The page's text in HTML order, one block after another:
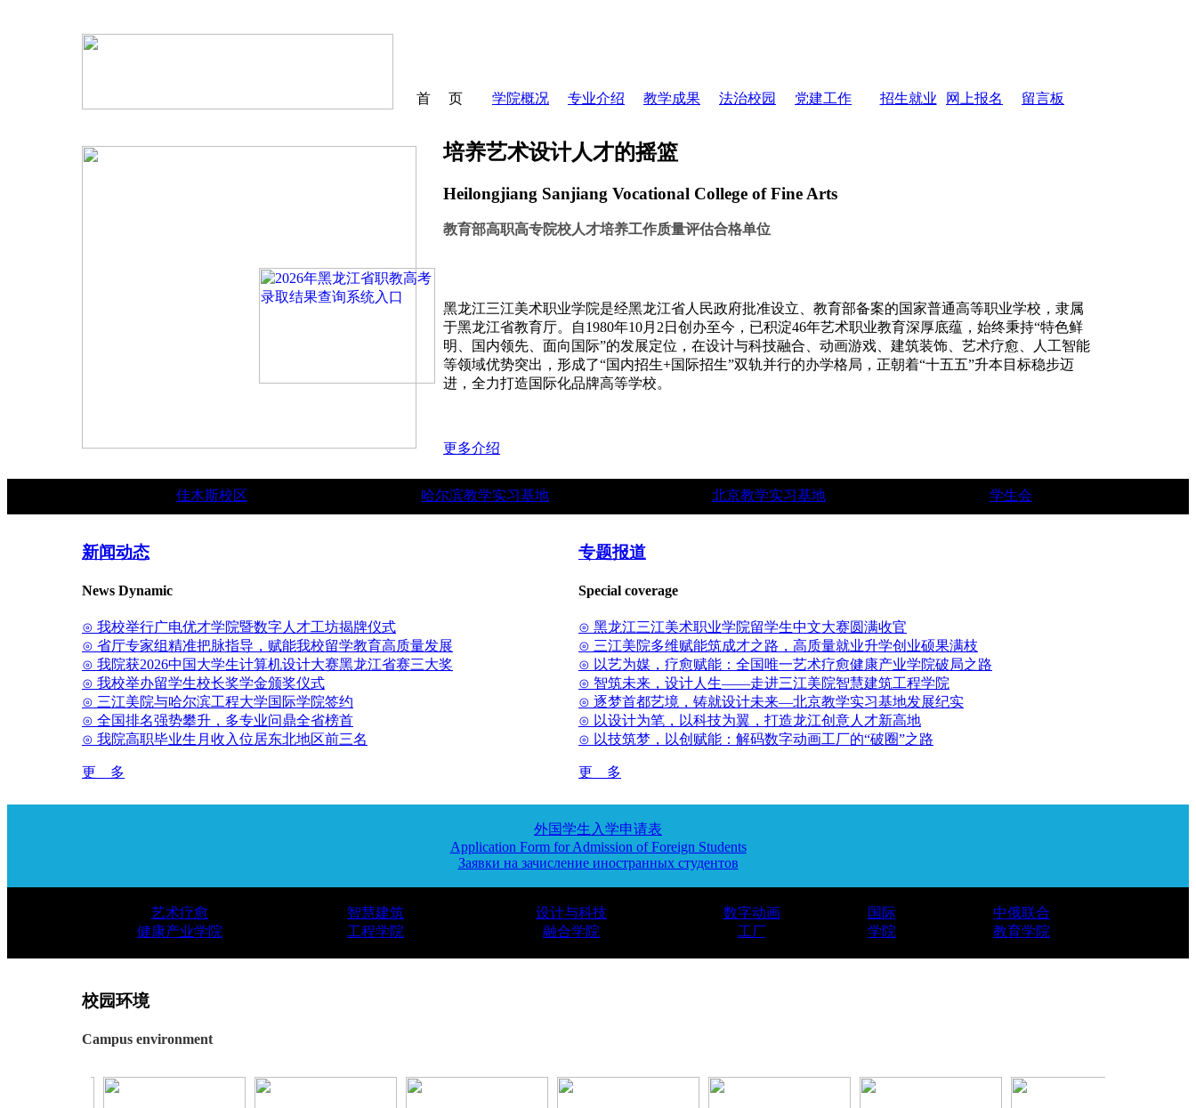
首 页 学院概况 专业介绍 教学成果 法治校园 党建工作 招生就业 网上报名 留言板
培养艺术设计人才的摇篮
Heilongjiang Sanjiang Vocational College of Fine Arts
教育部高职高专院校人才培养工作质量评估合格单位
黑龙江三江美术职业学院是经黑龙江省人民政府批准设立、教育部备案的国家普通高等职业学校，隶属
于黑龙江省教育厅。自1980年10月2日创办至今，已积淀46年艺术职业教育深厚底蕴，始终秉持“特色鲜
明、国内领先、面向国际”的发展定位，在设计与科技融合、动画游戏、建筑装饰、艺术疗愈、人工智能
等领域优势突出，形成了“国内招生+国际招生”双轨并行的办学格局，正朝着“十五五”升本目标稳步迈
进，全力打造国际化品牌高等学校。
更多介绍
佳木斯校区 哈尔滨教学实习基地 北京教学实习基地 学生会
新闻动态
News Dynamic
⊙ 我校举行广电优才学院暨数字人才工坊揭牌仪式
⊙ 省厅专家组精准把脉指导，赋能我校留学教育高质量发展
⊙ 我院获2026中国大学生计算机设计大赛黑龙江省赛三大奖
⊙ 我校举办留学生校长奖学金颁奖仪式
⊙ 三江美院与哈尔滨工程大学国际学院签约
⊙ 全国排名强势攀升，多专业问鼎全省榜首
⊙ 我院高职毕业生月收入位居东北地区前三名
更 多
专题报道
Special coverage
⊙ 黑龙江三江美术职业学院留学生中文大赛圆满收官
⊙ 三江美院多维赋能筑成才之路，高质量就业升学创业硕果满枝
⊙ 以艺为媒，疗愈赋能：全国唯一艺术疗愈健康产业学院破局之路
⊙ 智筑未来，设计人生——走进三江美院智慧建筑工程学院
⊙ 逐梦首都艺境，铸就设计未来—北京教学实习基地发展纪实
⊙ 以设计为笔，以科技为翼，打造龙江创意人才新高地
⊙ 以技筑梦，以创赋能：解码数字动画工厂的“破圈”之路
更 多
外国学生入学申请表
Application Form for Admission of Foreign Students
Заявки на зачисление иностранных студентов
艺术疗愈
健康产业学院
智慧建筑
工程学院
设计与科技
融合学院
数字动画
工厂
国际
学院
中俄联合
教育学院
校园环境
Campus environment